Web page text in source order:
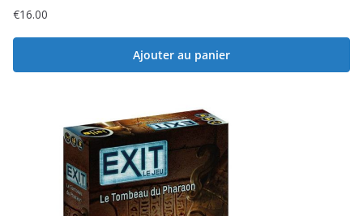
€16.00
Ajouter au panier